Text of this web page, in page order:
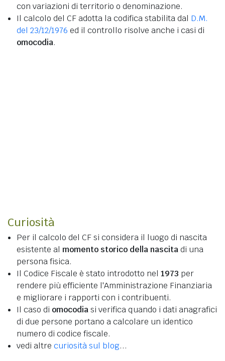
con variazioni di territorio o denominazione.
Il calcolo del CF adotta la codifica stabilita dal D.M.
del 23/12/1976 ed il controllo risolve anche i casi di
omocodia.
Curiosità
Per il calcolo del CF si considera il luogo di nascita
esistente al momento storico della nascitadi una
persona fisica.
Il Codice Fiscale è stato introdotto nel 1973 per
rendere più efficiente l'Amministrazione Finanziaria
e migliorare i rapporti con i contribuenti.
Il caso di omocodiasi verifica quando i dati anagrafici
di due persone portano a calcolare un identico
numero di codice fiscale.
vedi altre curiosità sul blog...